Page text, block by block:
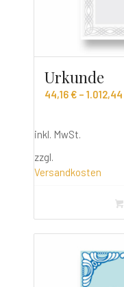
Urkunde
44,16€– 1.012,44
inkl. MwSt.
zzgl.
Versandkosten